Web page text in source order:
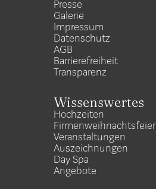
Transparenz
Barrierefreiheit
AGB
Datenschutz
Impressum
Galerie
Presse
Angebote
Day Spa
Auszeichnungen
Veranstaltungen
Firmenweihnachtsfeier
Hochzeiten
Wissenswertes